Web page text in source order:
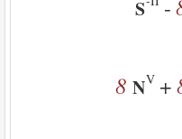
S -
8 NV +